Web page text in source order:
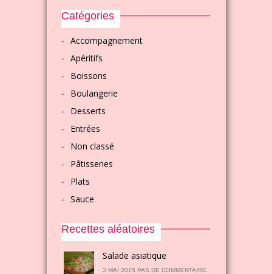
Catégories
Accompagnement
Apéritifs
Boissons
Boulangerie
Desserts
Entrées
Non classé
Pâtisseries
Plats
Sauce
Recettes aléatoires
Salade asiatique
3 MAI 2015 PAS DE COMMENTAIRE.